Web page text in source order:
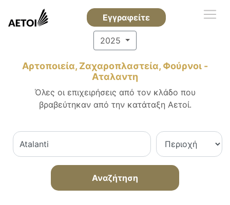
Εγγραφείτε
2025
Αρτοποιεία, Ζαχαροπλαστεία, Φούρνοι -
Αταλαντη
Όλες οι επιχειρήσεις από τον κλάδο που
βραβεύτηκαν από την κατάταξη Αετοί.
Αναζήτηση